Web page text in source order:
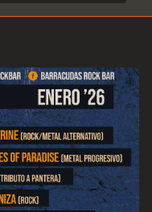
DESAFÍO ROCK